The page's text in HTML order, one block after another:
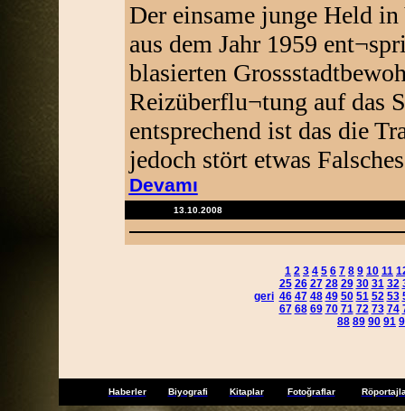
Der einsame junge Held
aus dem Jahr 1959
blasierten
Reizüberflu¬tung auf das
entsprechend ist das die
jedoch stört etwas
Devamı
13.10.2008
geri
1 2 3 4 5 6 7 8 9 10 11
25 26 27 28 29 30 31 32
46 47 48 49 50 51 52 53
67 68 69 70 71 72 73 74
88 89 90 91
Haberler Biyografi Kitaplar Fotoğraflar